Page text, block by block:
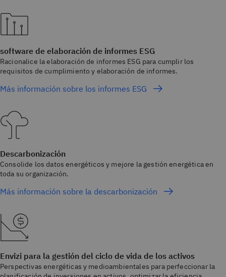
software de elaboración de informes ESG
Racionalice la elaboración de informes ESG para cumplir los
requisitos de cumplimiento y elaboración de informes.
Más información sobre los informes ESG
Descarbonización
Consolide los datos energéticos y mejore la gestión energética en
toda su organización.
Más información sobre la descarbonización
Envizi para la gestión del ciclo de vida de los activos
Perspectivas energéticas y medioambientales para perfeccionar la